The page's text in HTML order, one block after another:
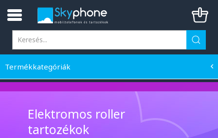
Termékkategóriák
Elektromos roller
tartozékok